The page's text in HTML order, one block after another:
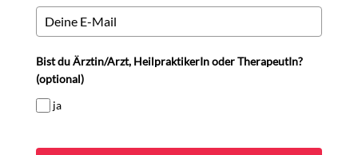
Bist du Ärztin/Arzt, HeilpraktikerIn oder TherapeutIn?
(optional)
ja